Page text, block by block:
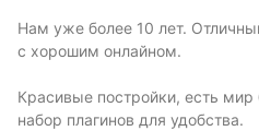
Нам уже более 10 лет.
с хорошим онлайном.
Красивые постройки, есть мир
набор плагинов для удобства.